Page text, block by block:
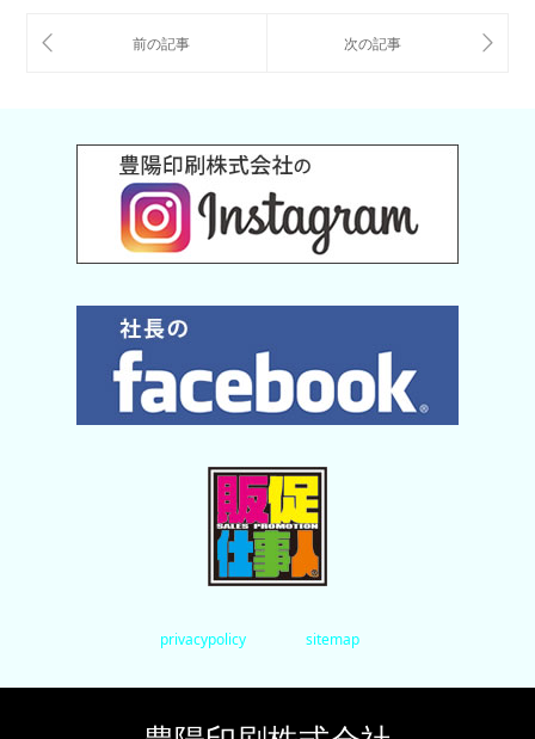
privacypolicy sitemap